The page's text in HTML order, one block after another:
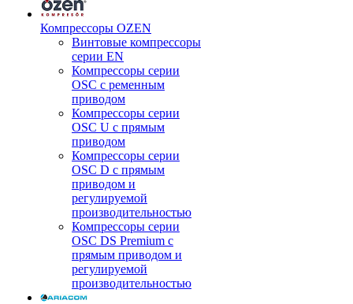
Компрессоры OZEN
Винтовые компрессоры
серии EN
Компрессоры серии
OSC с ременным
приводом
Компрессоры серии
OSC U с прямым
приводом
Компрессоры серии
OSC D с прямым
приводом и
регулируемой
производительностью
Компрессоры серии
OSC DS Premium с
прямым приводом и
регулируемой
производительностью